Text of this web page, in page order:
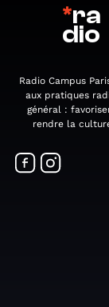
*ra
dio
Radio Campus
aux pratiques
général :
rendre la